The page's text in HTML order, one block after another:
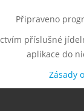
Připraveno
příslušné
aplikace do
Zásady